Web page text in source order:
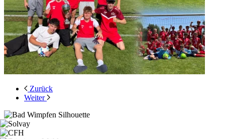
Zurück
Weiter